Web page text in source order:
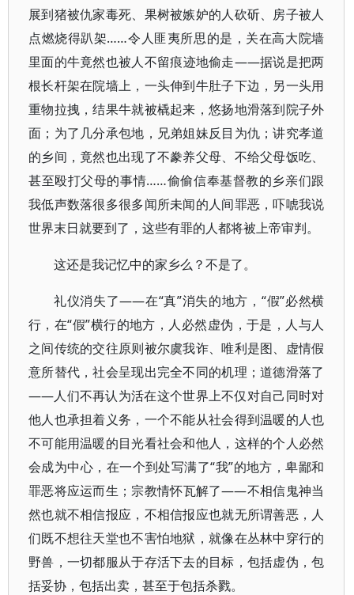
展到猪被仇家毒死、果树被嫉妒的人砍斫、房子被人
点燃烧得趴架……令人匪夷所思的是，关在高大院墙
里面的牛竟然也被人不留痕迹地偷走——据说是把两
根长杆架在院墙上，一头伸到牛肚子下边，另一头用
重物拉拽，结果牛就被橇起来，悠扬地滑落到院子外
面；为了几分承包地，兄弟姐妹反目为仇；讲究孝道
的乡间，竟然也出现了不豢养父母、不给父母饭吃、
甚至殴打父母的事情……偷偷信奉基督教的乡亲们跟
我低声数落很多很多闻所未闻的人间罪恶，吓唬我说
世界末日就要到了，这些有罪的人都将被上帝审判。
这还是我记忆中的家乡么？不是了。
礼仪消失了——在“真”消失的地方，“假”必然横
行，在“假”横行的地方，人必然虚伪，于是，人与人
之间传统的交往原则被尔虞我诈、唯利是图、虚情假
意所替代，社会呈现出完全不同的机理；道德滑落了
——人们不再认为活在这个世界上不仅对自己同时对
他人也承担着义务，一个不能从社会得到温暖的人也
不可能用温暖的目光看社会和他人，这样的个人必然
会成为中心，在一个到处写满了“我”的地方，卑鄙和
罪恶将应运而生；宗教情怀瓦解了——不相信鬼神当
然也就不相信报应，不相信报应也就无所谓善恶，人
们既不想往天堂也不害怕地狱，就像在丛林中穿行的
野兽，一切都服从于存活下去的目标，包括虚伪，包
括妥协，包括出卖，甚至于包括杀戮。